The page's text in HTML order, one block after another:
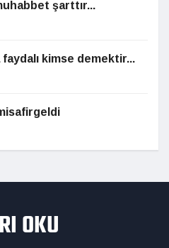
şarttır...
kimse demektir...